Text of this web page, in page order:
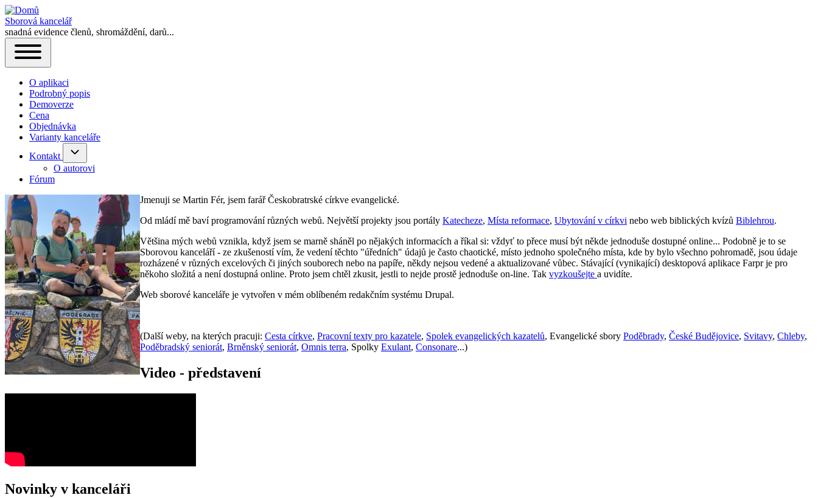
Sborová kancelář
snadná evidence členů, shromáždění, darů...
Hlavní
Open
or
Close
horizontal
Main
Menu
O aplikaci
Podrobný popis
Demoverze
Cena
Objednávka
Varianty kanceláře
Kontakt
Kontakt
navigation
O autorovi
Fórum
Jmenuji se Martin Fér, jsem farář Českobratrské církve evangelické.
Od mládí mě baví programování různých webů. Největší projekty jsou portály Katecheze, Místa reformace, Ubytování v církvi nebo web biblických kvízů Biblehrou.
Většina mých webů vznikla, když jsem se marně sháněl po nějakých informacích a říkal si: vždyť to přece musí být někde jednoduše dostupné online... Podobně je to se
Sborovou kanceláří - ze zkušeností vím, že vedení těchto "úředních" údajů je často chaotické, místo jednoho společného místa, kde by bylo všechno pohromadě, jsou údaje
rozházené v různých excelových či jiných souborech nebo na papíře, někdy nejsou vedené a aktualizované vůbec. Stávající (vynikající) desktopová aplikace Farpr je pro
někoho složitá a není dostupná online. Proto jsem chtěl zkusit, jestli to nejde prostě jednoduše on-line. Tak vyzkoušejte a uvidíte.
Web sborové kanceláře je vytvořen v mém oblíbeném redakčním systému Drupal.
(Další weby, na kterých pracuji: Cesta církve, Pracovní texty pro kazatele, Spolek evangelických kazatelů, Evangelické sbory Poděbrady, České Budějovice, Svitavy, Chleby,
Poděbradský seniorát, Brněnský seniorát, Omnis terra, Spolky Exulant, Consonare...)
Video - představení
Novinky v kanceláři